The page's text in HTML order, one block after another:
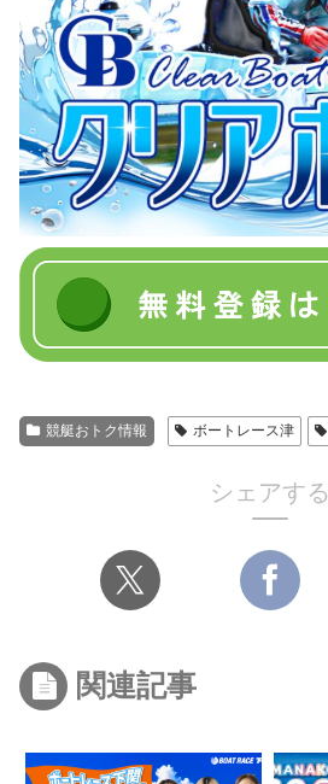
競艇おトク情報 ボートレース津
シェアする
関連記事